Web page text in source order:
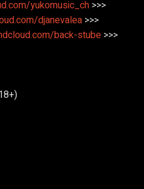
yukomusic_ch >>>
djanevalea >>>
back-stube >>>